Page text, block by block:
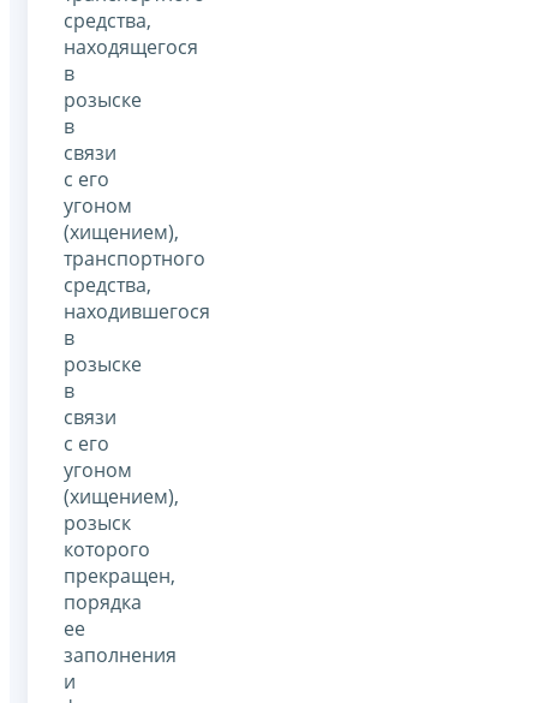
средства,
находящегося
в
розыске
в
связи
с его
угоном
(хищением),
транспортного
средства,
находившегося
в
розыске
в
связи
с его
угоном
(хищением),
розыск
которого
прекращен,
порядка
ее
заполнения
и